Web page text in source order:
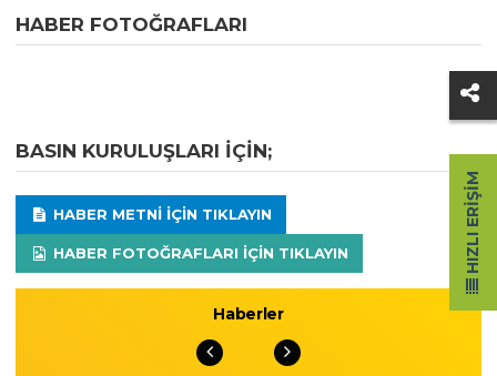
HABER FOTOĞRAFLARI
BASIN KURULUŞLARI IÇIN;
HABER METNI IÇIN TIKLAYIN
HABER FOTOĞRAFLARI IÇIN TIKLAYIN
Haberler
HIZLI ERIŞIM